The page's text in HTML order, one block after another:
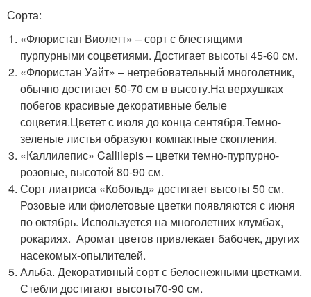
Сорта:
«Флористан Виолетт» – сорт с блестящими
пурпурными соцветиями. Достигает высоты 45-60 см.
«Флористан Уайт» – нетребовательный многолетник,
обычно достигает 50-70 см в высоту.На верхушках
побегов красивые декоративные белые
соцветия.Цветет с июля до конца сентября.Темно-
зеленые листья образуют компактные скопления.
«Каллилепис» Callilepis – цветки темно-пурпурно-
розовые, высотой 80-90 см.
Сорт лиатриса «Кобольд» достигает высоты 50 см.
Розовые или фиолетовые цветки появляются с июня
по октябрь. Используется на многолетних клумбах,
рокариях. Аромат цветов привлекает бабочек, других
насекомых-опылителей.
Альба. Декоративный сорт с белоснежными цветками.
Стебли достигают высоты70-90 см.